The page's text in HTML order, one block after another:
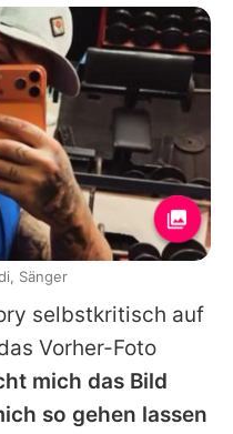
selbstkritisch auf
Vorher-Foto
mich das Bild
so gehen lassen
Sänger